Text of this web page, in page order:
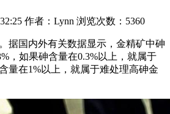
作者：Lynn 浏览次数：5360
据国内外有关数据显示，金精矿中砷
，如果砷含量在0.3%以上，就属于
量在1%以上，就属于难处理高砷金